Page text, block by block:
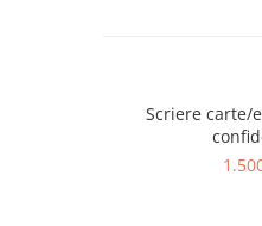
Scriere carte/